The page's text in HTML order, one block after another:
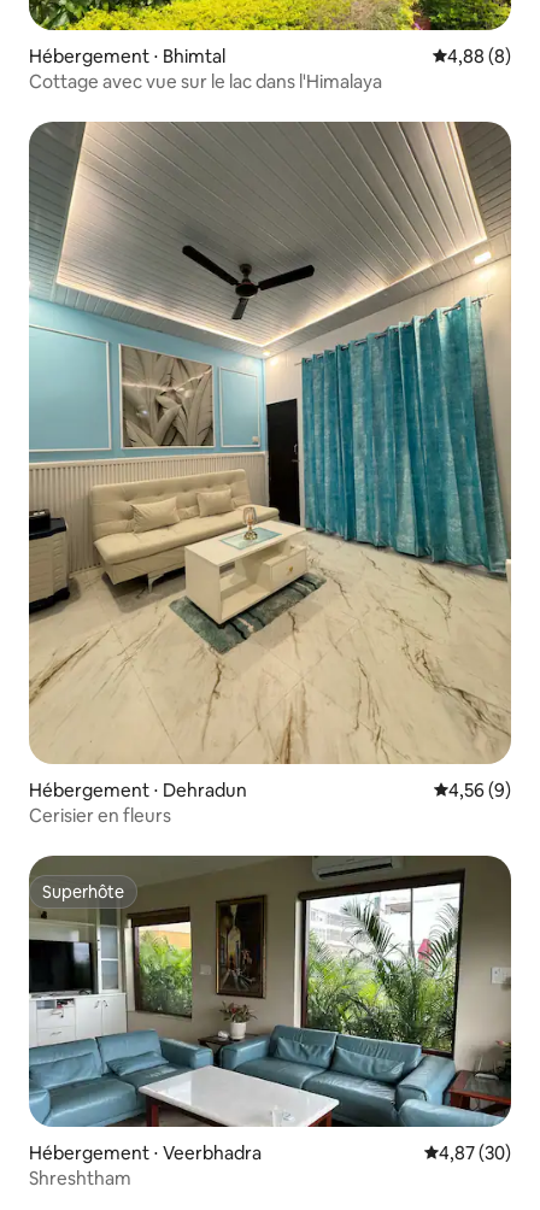
Hébergement ⋅ Bhimtal Évaluation
4,88 (8)
Cottage avec vue sur le lac dans l'Himalaya
Hébergement ⋅ Dehradun Évaluation
4,56 (9)
Cerisier en fleurs
Superhôte
Superhôte
Hébergement ⋅ Veerbhadra Évaluation
4,87 (30)
Shreshtham